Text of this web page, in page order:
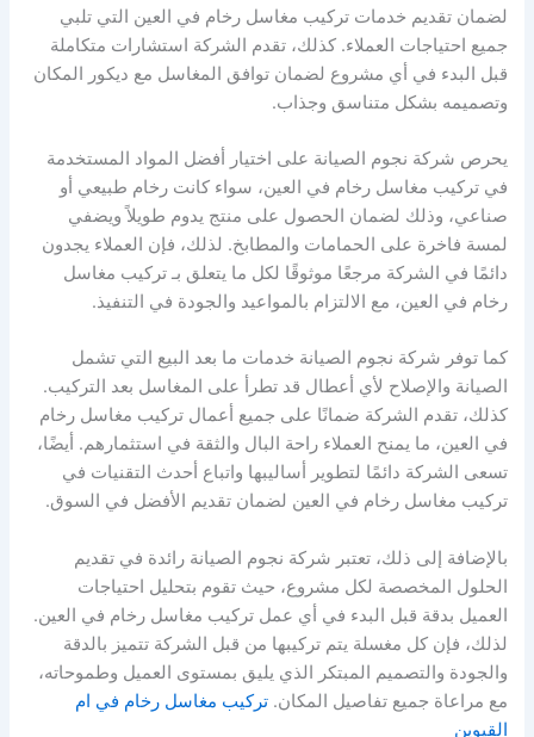
لضمان تقديم خدمات تركيب مغاسل رخام في العين التي تلبي
جميع احتياجات العملاء. كذلك، تقدم الشركة استشارات متكاملة
قبل البدء في أي مشروع لضمان توافق المغاسل مع ديكور المكان
وتصميمه بشكل متناسق وجذاب.
يحرص شركة نجوم الصيانة على اختيار أفضل المواد المستخدمة
في تركيب مغاسل رخام في العين، سواء كانت رخام طبيعي أو
صناعي، وذلك لضمان الحصول على منتج يدوم طويلاً ويضفي
لمسة فاخرة على الحمامات والمطابخ. لذلك، فإن العملاء يجدون
دائمًا في الشركة مرجعًا موثوقًا لكل ما يتعلق بـ تركيب مغاسل
رخام في العين، مع الالتزام بالمواعيد والجودة في التنفيذ.
كما توفر شركة نجوم الصيانة خدمات ما بعد البيع التي تشمل
الصيانة والإصلاح لأي أعطال قد تطرأ على المغاسل بعد التركيب.
كذلك، تقدم الشركة ضمانًا على جميع أعمال تركيب مغاسل رخام
في العين، ما يمنح العملاء راحة البال والثقة في استثمارهم. أيضًا،
تسعى الشركة دائمًا لتطوير أساليبها واتباع أحدث التقنيات في
تركيب مغاسل رخام في العين لضمان تقديم الأفضل في السوق.
بالإضافة إلى ذلك، تعتبر شركة نجوم الصيانة رائدة في تقديم
الحلول المخصصة لكل مشروع، حيث تقوم بتحليل احتياجات
العميل بدقة قبل البدء في أي عمل تركيب مغاسل رخام في العين.
لذلك، فإن كل مغسلة يتم تركيبها من قبل الشركة تتميز بالدقة
والجودة والتصميم المبتكر الذي يليق بمستوى العميل وطموحاته،
مع مراعاة جميع تفاصيل المكان.تركيب مغاسل رخام في ام
القيوين